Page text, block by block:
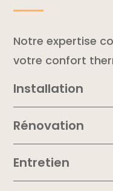
Notre expertise
votre confort
Installation
Rénovation
Entretien